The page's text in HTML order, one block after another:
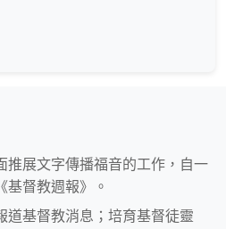
推展文字傳播福音的工作，自一
基督教週報》。
道基督教消息；培育基督徒靈